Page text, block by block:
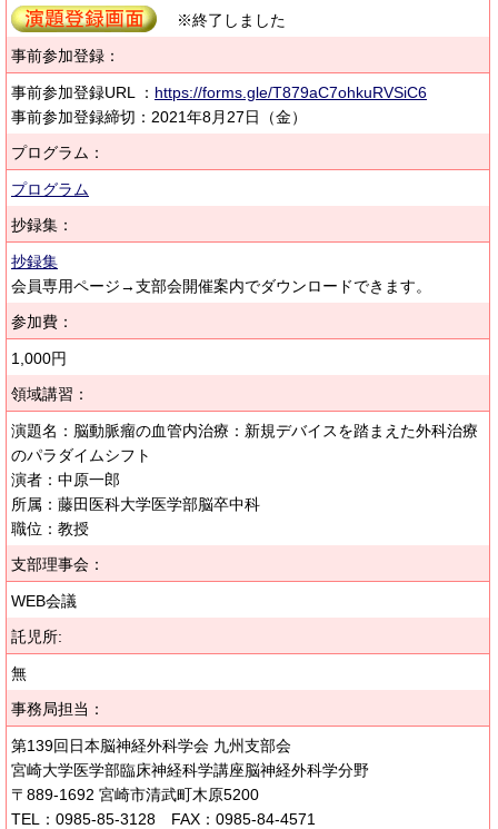
※終了しました
事前参加登録：
事前参加登録URL ： https://forms.gle/T879aC7ohkuRVSiC6
事前参加登録締切：2021年8月27日（金）
プログラム：
プログラム
抄録集：
抄録集
会員専用ページ→支部会開催案内でダウンロードできます。
参加費：
1,000円
領域講習：
演題名：脳動脈瘤の血管内治療：新規デバイスを踏まえた外科治療
のパラダイムシフト
演者：中原一郎
所属：藤田医科大学医学部脳卒中科
職位：教授
支部理事会：
WEB会議
託児所:
無
事務局担当：
第139回日本脳神経外科学会 九州支部会
宮崎大学医学部臨床神経科学講座脳神経外科学分野
〒889-1692 宮崎市清武町木原5200
TEL：0985-85-3128 FAX：0985-84-4571